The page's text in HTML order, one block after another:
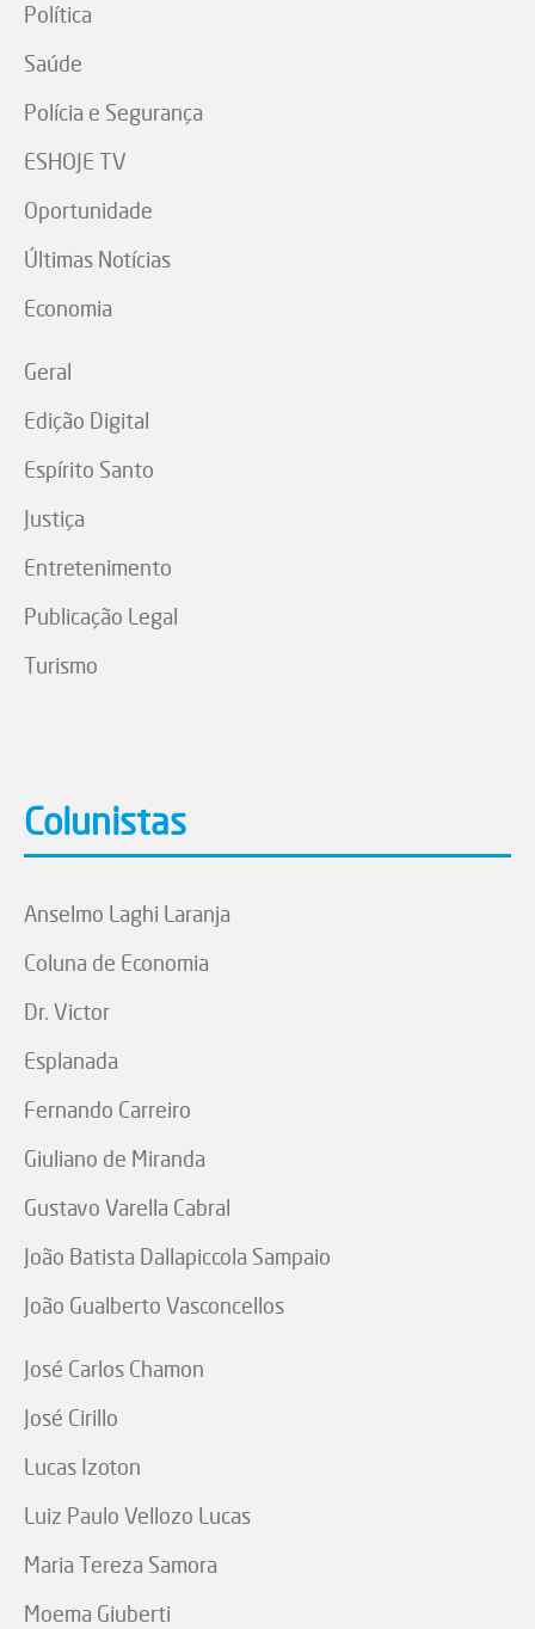
Política
Saúde
Polícia e Segurança
ESHOJE TV
Oportunidade
Últimas Notícias
Economia
Geral
Edição Digital
Espírito Santo
Justiça
Entretenimento
Publicação Legal
Turismo
Colunistas
Anselmo Laghi Laranja
Coluna de Economia
Dr. Victor
Esplanada
Fernando Carreiro
Giuliano de Miranda
Gustavo Varella Cabral
João Batista Dallapiccola Sampaio
João Gualberto Vasconcellos
José Carlos Chamon
José Cirillo
Lucas Izoton
Luiz Paulo Vellozo Lucas
Maria Tereza Samora
Moema Giuberti